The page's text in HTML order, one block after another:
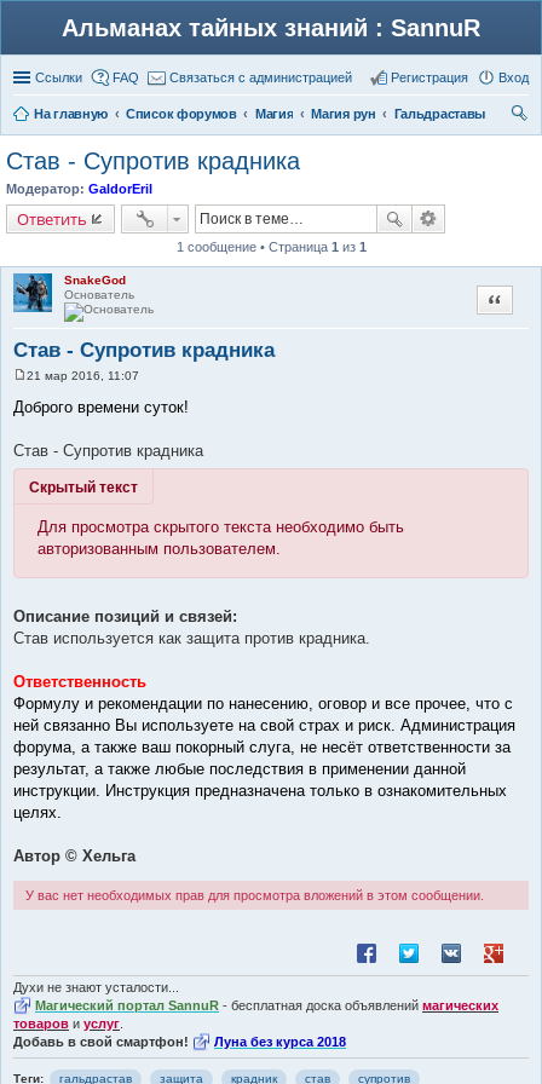
Альманах тайных знаний : SannuR
Ссылки FAQ Связаться с администрацией Вход
Регистрация
На главную Список форумов Магия Магия рун
Гальдраставы
Став - Супротив крадника
Модератор: GaldorEril
Ответить
1 сообщение • Страница 1 из 1
SnakeGod
Основатель
Став - Супротив крадника
Цитата
о
е
и
21 мар 2016, 11:07
Доброго времени суток!
Став - Супротив крадника
Скрытый текст
Для просмотра скрытого текста необходимо быть
авторизованным пользователем.
Описание позиций и связей:
Став используется как защита против крадника.
Ответственность
Формулу и рекомендации по нанесению, оговор и все прочее, что с
ней связанно Вы используете на свой страх и риск. Администрация
форума, а также ваш покорный слуга, не несёт ответственности за
результат, а также любые последствия в применении данной
инструкции. Инструкция предназначена только в ознакомительных
целях.
Автор © Хельга
У вас нет необходимых прав для просмотра вложений в этом сообщении.
Поделиться в Facebook
Поделиться в
Поделиться
Духи не знают усталости...
Магический портал SannuR - бесплатная доска объявлений магических
товаров и услуг
Добавь в свой смартфон!
Луна без курса 2018
Теги: гальдрастав защита крадник став супротив